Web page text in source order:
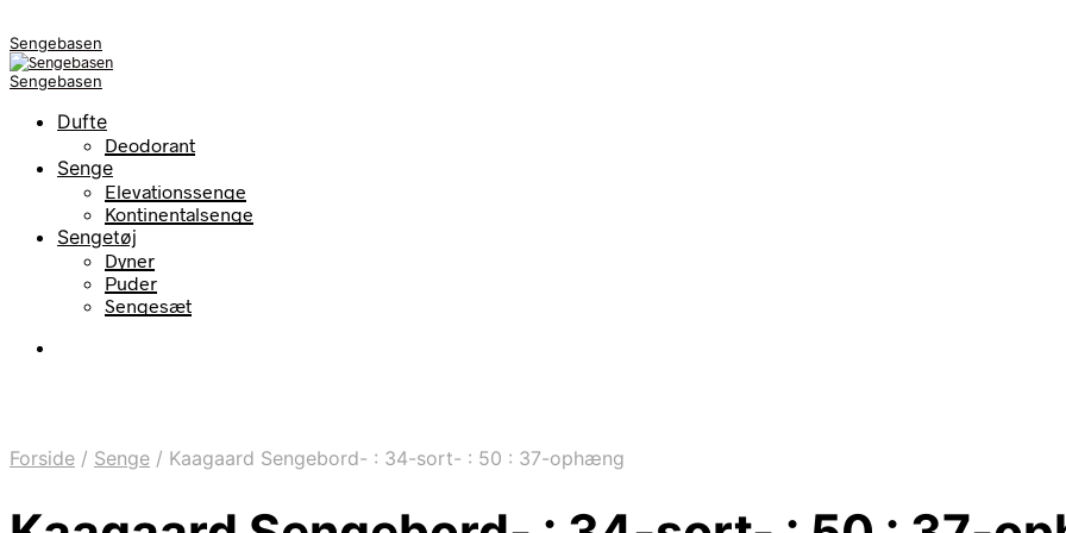
Sengebasen
Sengebasen
Dufte
Deodorant
Senge
Elevationssenge
Kontinentalsenge
Sengetøj
Dyner
Puder
Sengesæt
Forside / Senge / Kaagaard Sengebord- : 34-sort- : 50 : 37-ophæng